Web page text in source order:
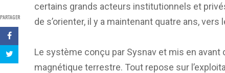
PARTAGER
certains grands acteurs institutionnels et
de s’orienter, il y a maintenant quatre ans,
Le système conçu par Sysnav et mis en avant
magnétique terrestre. Tout repose sur